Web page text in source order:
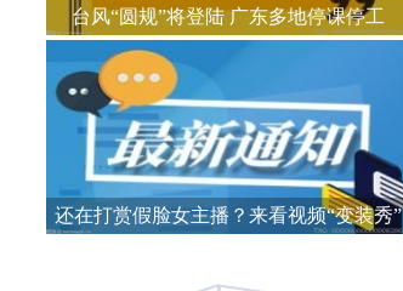
台风“圆规”将登陆 广东多地停课停工
还在打赏假脸女主播？来看视频“变装秀”